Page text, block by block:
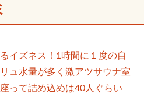
イズネス！1時間に１度の自
ュ水量が多く激アツサウナ室
って詰め込めは40人ぐらい